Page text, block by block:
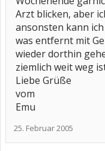
Arzt blicken, aber
ansonsten kann
was entfernt mit
wieder dorthin
ziemlich weit weg
Liebe Grüße
vom
Emu
25. Februar 2005